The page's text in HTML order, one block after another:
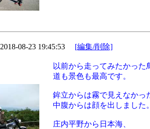
2018-08-23 19:45:53 [編集/削除]
以前から走ってみたかった
道も景色も最高です。
鉾立からは霧で見えなかっ
中腹からは顔を出しました。
庄内平野から日本海、